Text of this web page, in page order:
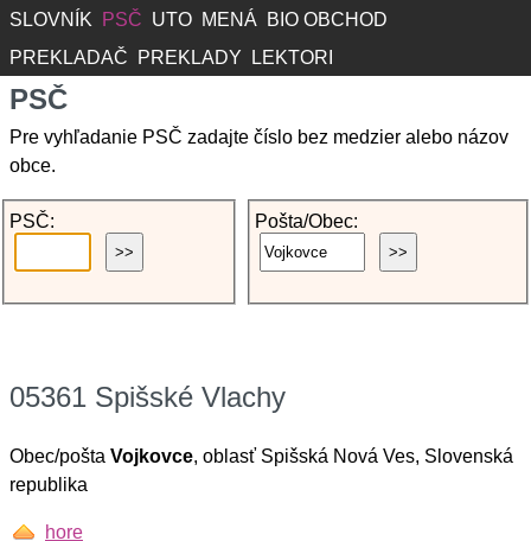
SLOVNÍK PSČ UTO MENÁ
BIO OBCHOD
PREKLADAČ
PREKLADY LEKTORI
PSČ
Pre vyhľadanie PSČ zadajte číslo bez medzier alebo názov
obce.
PSČ: Pošta/Obec:
05361 Spišské Vlachy
Obec/pošta Vojkovce, oblasť Spišská Nová Ves, Slovenská
republika
hore